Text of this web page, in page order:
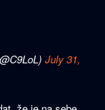
July 31,